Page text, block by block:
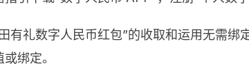
有礼数字人民币红包”的收取和运用无需
绑定。